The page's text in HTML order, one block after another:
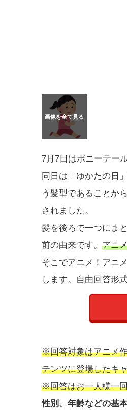
7月7日はポニーテー
同日は「ゆかたの日
う髪型であることか
されました。
髪を後ろで一つにま
前の由来です。 アニ
そこでアニメ！アニ
します。自由回答形
※回答対象はアニメ
テンツに登場したキ
※回答はお一人様一
性別、年齢などの基